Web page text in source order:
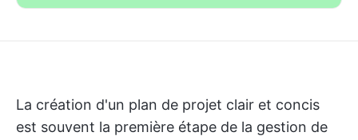
La création d'un plan de projet clair et concis
est souvent la première étape de la gestion de